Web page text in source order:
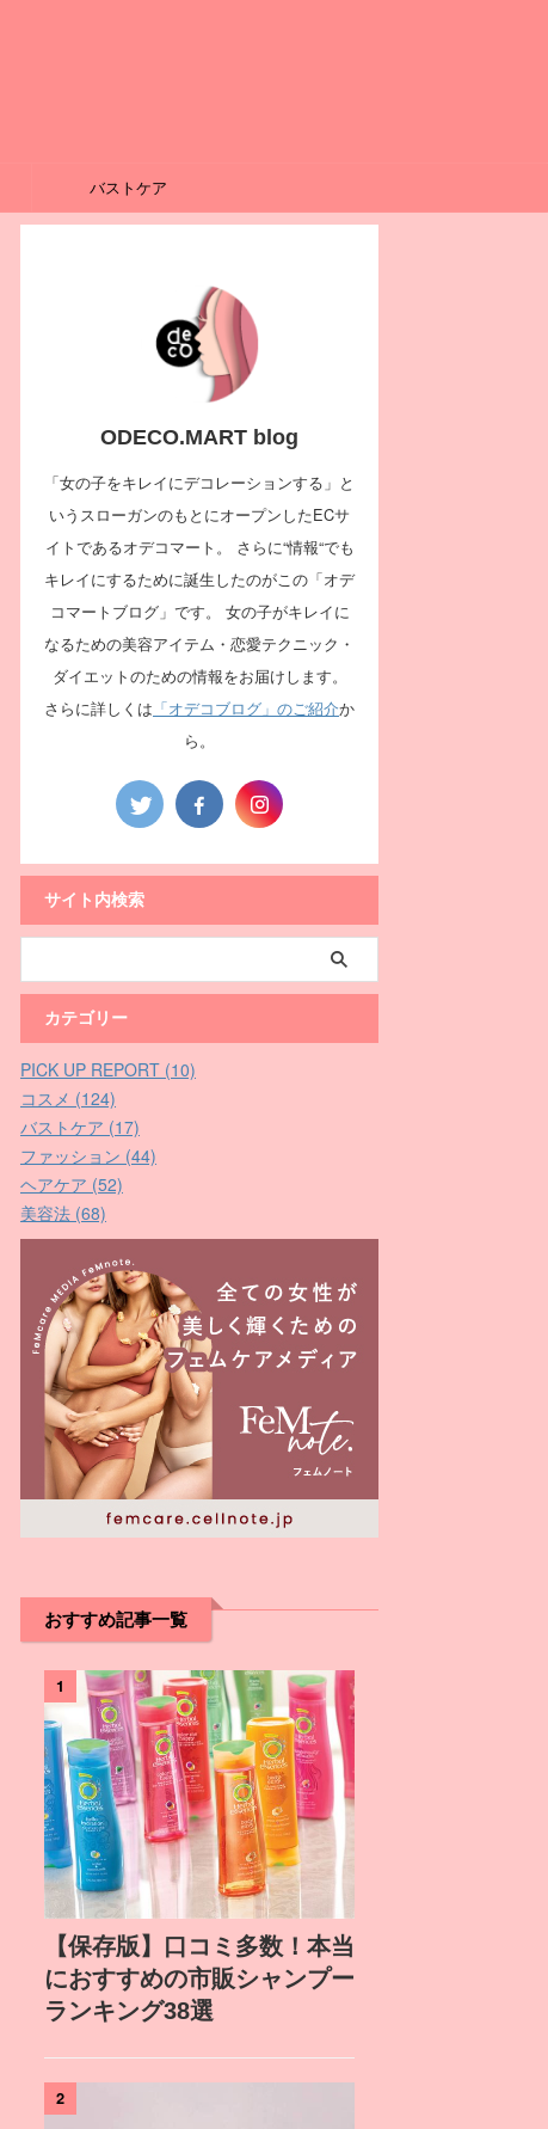
バストケア
ODECO.MART blog
「女の子をキレイにデコレーションする」と
いうスローガンのもとにオープンしたECサ
イトであるオデコマート。 さらに“情報“でも
キレイにするために誕生したのがこの「オデ
コマートブログ」です。 女の子がキレイに
なるための美容アイテム・恋愛テクニック・
ダイエットのための情報をお届けします。
さらに詳しくは 「オデコブログ」のご紹介か
ら。
サイト内検索
カテゴリー
PICK UP REPORT (10)
コスメ (124)
バストケア (17)
ファッション (44)
ヘアケア (52)
美容法 (68)
おすすめ記事一覧
1
【保存版】口コミ多数！本当
におすすめの市販シャンプー
ランキング38選
2